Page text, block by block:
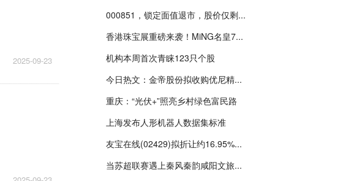
2025-09-23
000851，锁定面值退市，股价仅剩...
香港珠宝展重磅来袭！MiNG名皇7...
机构本周首次青睐123只个股
今日热文：金帝股份拟收购优尼精...
重庆：“光伏+”照亮乡村绿色富民路
上海发布人形机器人数据集标准
友宝在线(02429)拟折让约16.95%...
当苏超联赛遇上秦风秦韵咸阳文旅...